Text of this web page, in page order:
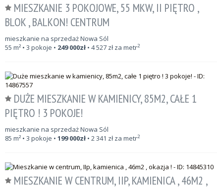
MIESZKANIE 3 POKOJOWE, 55 MKW, II PIĘTRO ,
BLOK , BALKON! CENTRUM
mieszkanie na sprzedaż Nowa Sól
55 m² • 3 pokoje • 249 000zł • 4 527 zł za metr2
DUŻE MIESZKANIE W KAMIENICY, 85M2, CAŁE 1
PIĘTRO ! 3 POKOJE!
mieszkanie na sprzedaż Nowa Sól
85 m² • 3 pokoje • 199 000zł • 2 341 zł za metr2
MIESZKANIE W CENTRUM, IIP, KAMIENICA , 46M2 ,